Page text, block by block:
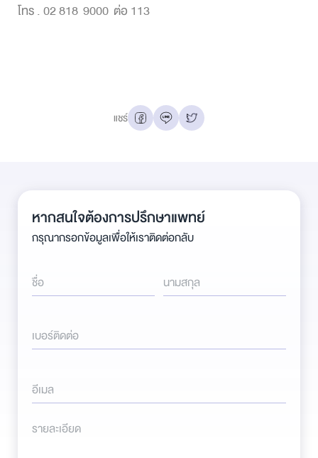
โทร . 02 818 9000 ต่อ 113
แชร์
หากสนใจต้องการปรึกษาแพทย์
กรุณากรอกข้อมูลเพื่อให้เราติดต่อกลับ
ชื่อ นามสกุล
เบอร์ติดต่อ
อีเมล
รายละเอียด